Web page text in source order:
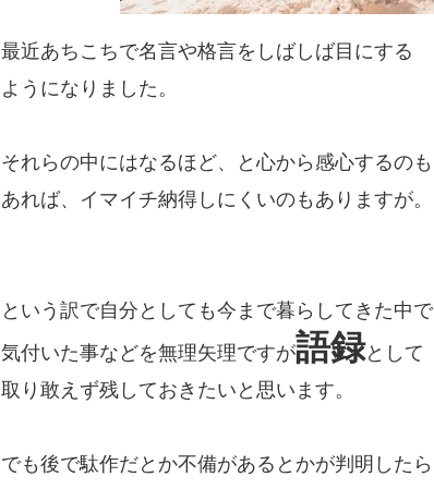
最近あちこちで名言や格言をしばしば目にする
ようになりました。
それらの中にはなるほど、と心から感心するのも
あれば、イマイチ納得しにくいのもありますが。
という訳で自分としても今まで暮らしてきた中で
気付いた事などを無理矢理ですが語録として
取り敢えず残しておきたいと思います。
でも後で駄作だとか不備があるとかが判明したら